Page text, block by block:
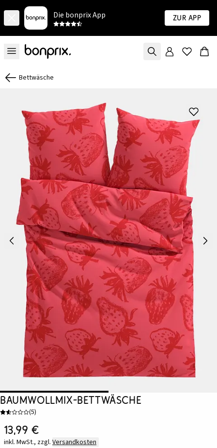
Die bonprix App Zur App
Bettwäsche
Baumwollmix-Bettwäsche
(5)
13,99 €
inkl. MwSt., zzgl. Versandkosten